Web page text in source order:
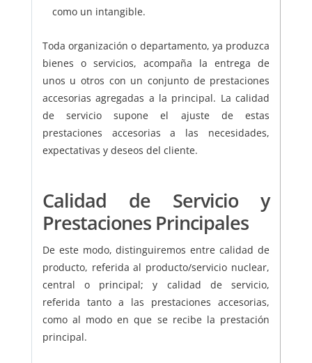
como un intangible.
Toda organización o departamento, ya produzca
bienes o servicios, acompaña la entrega de
unos u otros con un conjunto de prestaciones
accesorias agregadas a la principal. La calidad
de servicio supone el ajuste de estas
prestaciones accesorias a las necesidades,
expectativas y deseos del cliente.
Calidad de Servicio y
Prestaciones Principales
De este modo, distinguiremos entre calidad de
producto, referida al producto/servicio nuclear,
central o principal; y calidad de servicio,
referida tanto a las prestaciones accesorias,
como al modo en que se recibe la prestación
principal.